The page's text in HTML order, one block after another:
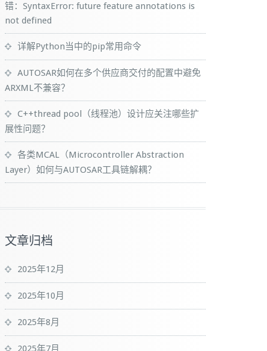
错：SyntaxError: future feature annotations is
not defined
详解Python当中的pip常用命令
AUTOSAR如何在多个供应商交付的配置中避免
ARXML不兼容？
C++thread pool（线程池）设计应关注哪些扩
展性问题？
各类MCAL（Microcontroller Abstraction
Layer）如何与AUTOSAR工具链解耦？
文章归档
2025年12月
2025年10月
2025年8月
2025年7月